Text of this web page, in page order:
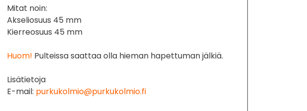
Mitat noin:
Akseliosuus 45 mm
Kierreosuus 45 mm
Huom! Pulteissa saattaa olla hieman hapettuman jälkiä.
Lisätietoja
E-mail: purkukolmio@purkukolmio.fi